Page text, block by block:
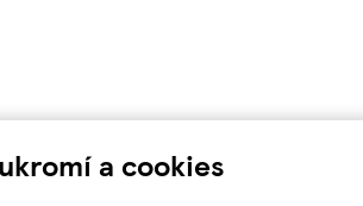
a cookies